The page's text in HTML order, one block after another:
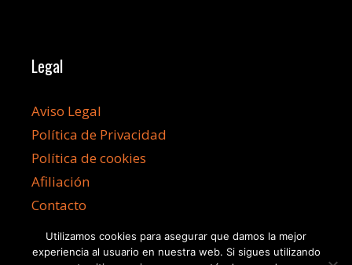
Legal
Aviso Legal
Política de Privacidad
Política de cookies
Afiliación
Contacto
Utilizamos cookies para asegurar que damos la mejor
experiencia al usuario en nuestra web. Si sigues utilizando